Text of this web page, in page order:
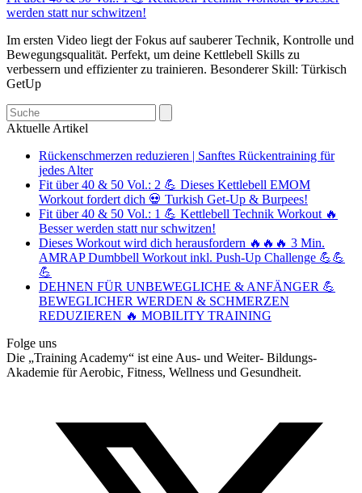
werden statt nur schwitzen!
Im ersten Video liegt der Fokus auf sauberer Technik, Kontrolle und
Bewegungsqualität. Perfekt, um deine Kettlebell Skills zu
verbessern und effizienter zu trainieren. Besonderer Skill: Türkisch
GetUp
Search
Aktuelle Artikel
Rückenschmerzen reduzieren | Sanftes Rückentraining für
jedes Alter
Fit über 40 & 50 Vol.: 2 💪 Dieses Kettlebell EMOM
Workout fordert dich 💀 Turkish Get-Up & Burpees!
Fit über 40 & 50 Vol.: 1 💪 Kettlebell Technik Workout 🔥
Besser werden statt nur schwitzen!
Dieses Workout wird dich herausfordern 🔥🔥🔥 3 Min.
AMRAP Dumbbell Workout inkl. Push-Up Challenge 💪💪
💪
DEHNEN FÜR UNBEWEGLICHE & ANFÄNGER 💪
BEWEGLICHER WERDEN & SCHMERZEN
REDUZIEREN 🔥 MOBILITY TRAINING
Folge uns
Die „Training Academy“ ist eine Aus- und Weiter- Bildungs-
Akademie für Aerobic, Fitness, Wellness und Gesundheit.